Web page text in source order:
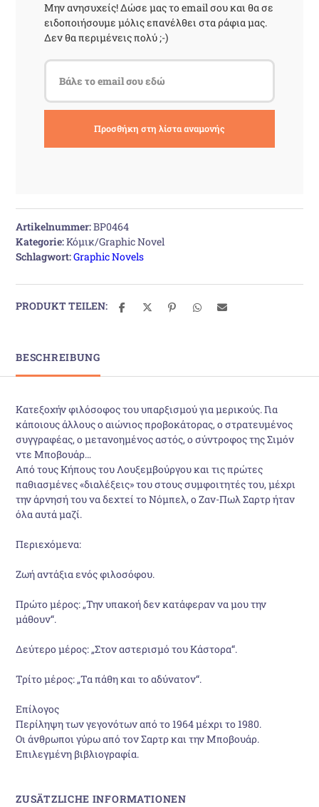
Μην ανησυχείς! Δώσε μας το email σου και θα σε
ειδοποιήσουμε μόλις επανέλθει στα ράφια μας.
Δεν θα περιμένεις πολύ ;-)
Artikelnummer:BP0464
Kategorie:Κόμικ/Graphic Novel
Schlagwort:Graphic Novels
PRODUKT TEILEN:
BESCHREIBUNG
Κατεξοχήν φιλόσοφος του υπαρξισμού για μερικούς. Για
κάποιους άλλους ο αιώνιος προβοκάτορας, ο στρατευμένος
συγγραφέας, ο μετανοημένος αστός, ο σύντροφος της Σιμόν
ντε Μποβουάρ…
Από τους Κήπους του Λουξεμβούργου και τις πρώτες
παθιασμένες «διαλέξεις» του στους συμφοιτητές του, μέχρι
την άρνησή του να δεχτεί το Νόμπελ, ο Ζαν-Πωλ Σαρτρ ήταν
όλα αυτά μαζί.
Περιεχόμενα:
Ζωή αντάξια ενός φιλοσόφου.
Πρώτο μέρος: „Την υπακοή δεν κατάφεραν να μου την
μάθουν“.
Δεύτερο μέρος: „Στον αστερισμό του Κάστορα“.
Τρίτο μέρος: „Τα πάθη και το αδύνατον“.
Επίλογος
Περίληψη των γεγονότων από το 1964 μέχρι το 1980.
Οι άνθρωποι γύρω από τον Σαρτρ και την Μποβουάρ.
Επιλεγμένη βιβλιογραφία.
ZUSÄTZLICHE INFORMATIONEN